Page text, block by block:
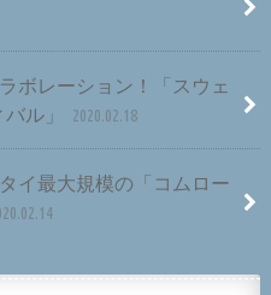
ボレーション！「スウェ
ル」
2020.02.18
イ最大規模の「コムロー